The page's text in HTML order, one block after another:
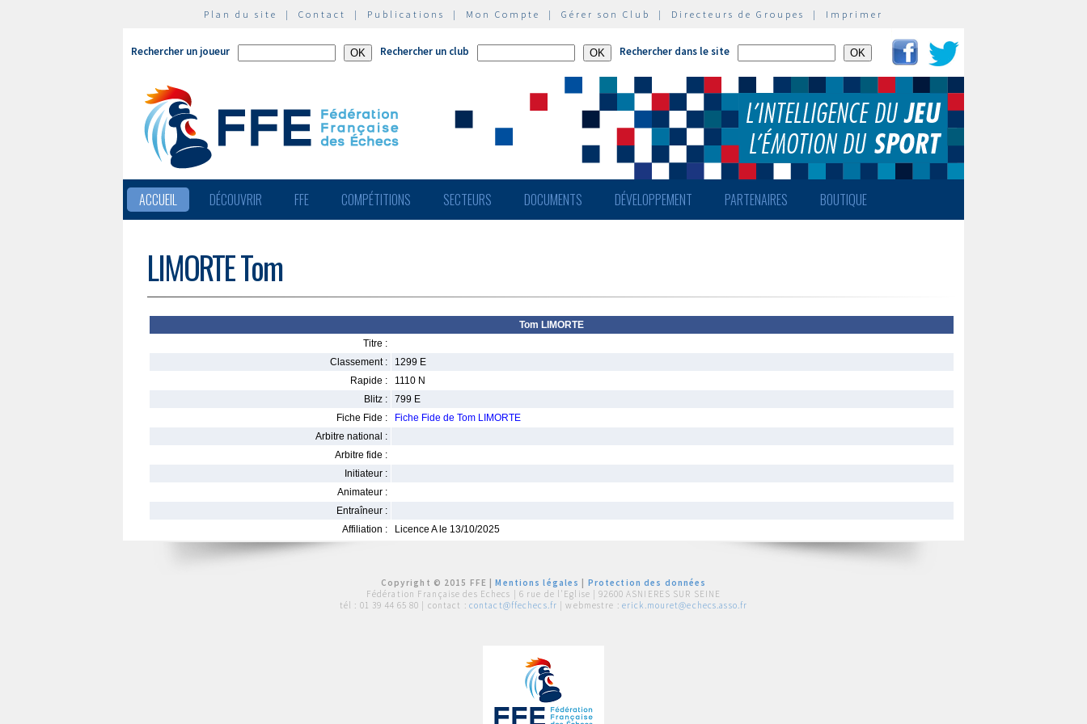
Plan du site | Contact | Publications | Mon Compte | Gérer son Club | Directeurs de Groupes | Imprimer
Rechercher un joueur Rechercher un club Rechercher dans le site
ACCUEIL DÉCOUVRIR FFE COMPÉTITIONS SECTEURS DOCUMENTS DÉVELOPPEMENT PARTENAIRES BOUTIQUE
LIMORTE Tom
Tom LIMORTE
Titre :
Classement :
1299 E
Rapide :
1110 N
Blitz :
799 E
Fiche Fide :
Fiche Fide de Tom LIMORTE
Arbitre national :
Arbitre fide :
Initiateur :
Animateur :
Entraîneur :
Affiliation :
Licence A le 13/10/2025
Copyright © 2015 FFE |Mentions légales
Protection des données
Fédération Française des Echecs | 6 rue de l'Eglise | 92600 ASNIERES SUR SEINE
tél : 01 39 44 65 80 | contact : contact@ffechecs.fr | webmestre : erick.mouret@echecs.asso.fr